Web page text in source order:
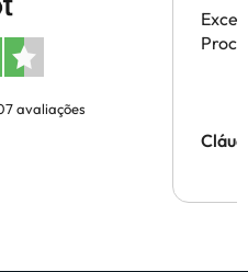
avaliações